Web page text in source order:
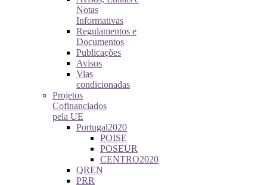
Notas
Informativas
Regulamentos e
Documentos
Publicações
Avisos
Vias
condicionadas
Projetos
Cofinanciados
pela UE
Portugal2020
POISE
POSEUR
CENTRO2020
QREN
PRR